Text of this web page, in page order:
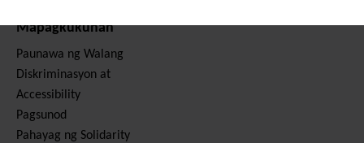
Mapagkukunan
Paunawa ng Walang
Diskriminasyon at
Accessibility
Pagsunod
Pahayag ng Solidarity